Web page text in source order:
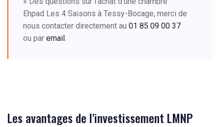
Ehpad Les 4 Saisons à Tessy-Bocage, merci de
nous contacter directement au 01 85 09 00 37
ou par email
Les avantages de l'investissement LMNP